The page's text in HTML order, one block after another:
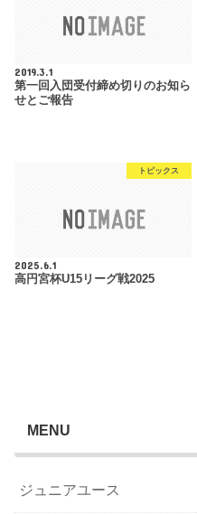
2019.3.1
第一回入団受付締め切りのお知ら
せとご報告
トピックス
2025.6.1
高円宮杯U15リーグ戦2025
MENU
ジュニアユース